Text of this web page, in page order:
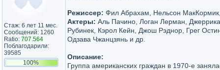
Стаж: 6 лет 11 мес.
Сообщений: 1260
Ratio: 707.564
Поблагодарили:
39585
100%
Режиссер: Фил Абрахам, Нельсон
Актеры: Аль Пачино, Логан Лерман,
Рубинек, Кэрол Кейн, Джош Рэднор, Грег
Одзава Чжанцзянь и др.
Описание:
Группа американских граждан в 1970-е